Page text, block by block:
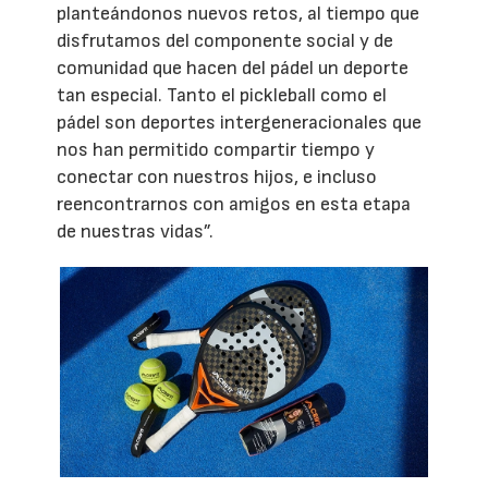
planteándonos nuevos retos, al tiempo que
disfrutamos del componente social y de
comunidad que hacen del pádel un deporte
tan especial. Tanto el pickleball como el
pádel son deportes intergeneracionales que
nos han permitido compartir tiempo y
conectar con nuestros hijos, e incluso
reencontrarnos con amigos en esta etapa
de nuestras vidas”.